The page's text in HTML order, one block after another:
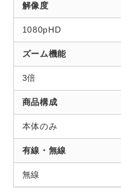
解像度
1080pHD
ズーム機能
3倍
商品構成
本体のみ
有線・無線
無線